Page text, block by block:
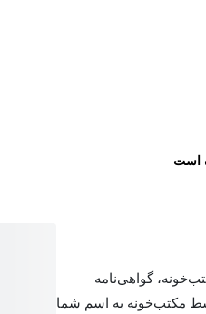
است
گواهی‌نامه
مکتب‌خونه به اسم شما